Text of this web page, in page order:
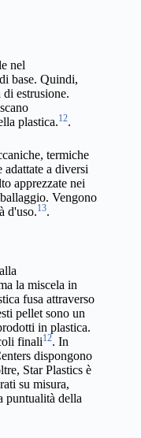
nel
base. Quindi,
estrusione.
plastica.12.
termiche
adattate a diversi
apprezzate nei
Vengono
d'uso.13.
la miscela in
fusa attraverso
pellet sono un
in plastica.
finali12. In
dispongono
Star Plastics è
su misura,
puntualità della